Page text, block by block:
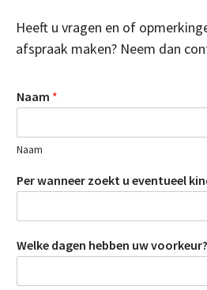
Heeft u vragen en of
afspraak maken? Neem dan
Naam *
Naam
Per wanneer zoekt u eventueel
Welke dagen hebben uw voorkeur?